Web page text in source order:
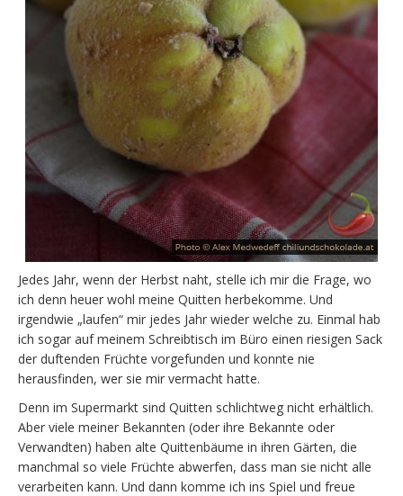
Jedes Jahr, wenn der Herbst naht, stelle ich mir die Frage, wo
ich denn heuer wohl meine Quitten herbekomme. Und
irgendwie „laufen“ mir jedes Jahr wieder welche zu. Einmal hab
ich sogar auf meinem Schreibtisch im Büro einen riesigen Sack
der duftenden Früchte vorgefunden und konnte nie
herausfinden, wer sie mir vermacht hatte.
Denn im Supermarkt sind Quitten schlichtweg nicht erhältlich.
Aber viele meiner Bekannten (oder ihre Bekannte oder
Verwandten) haben alte Quittenbäume in ihren Gärten, die
manchmal so viele Früchte abwerfen, dass man sie nicht alle
verarbeiten kann. Und dann komme ich ins Spiel und freue